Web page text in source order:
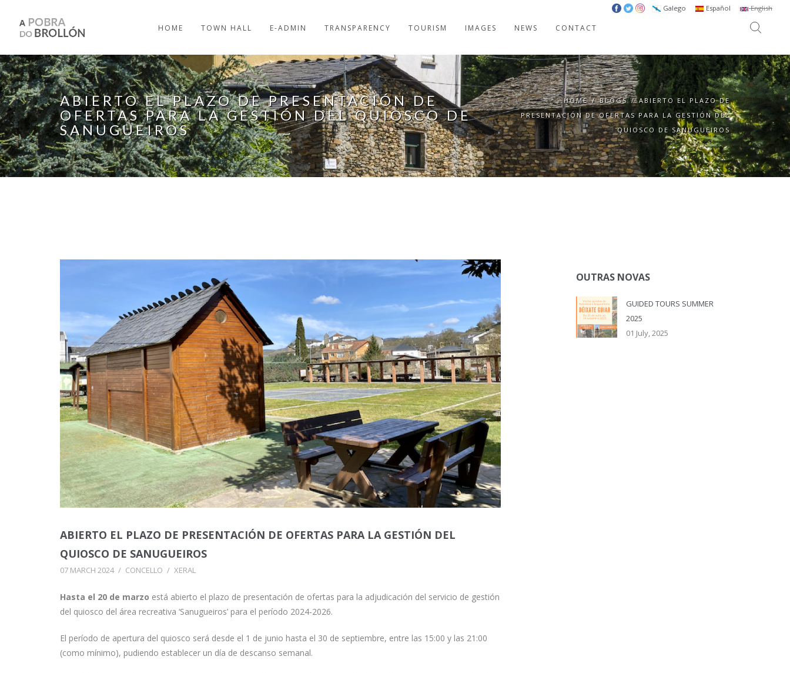
Galego Español English
HOME TOWN HALL E-ADMIN TRANSPARENCY TOURISM IMAGES NEWS CONTACT
ABIERTO EL PLAZO DE PRESENTACIÓN DE
OFERTAS PARA LA GESTIÓN DEL QUIOSCO DE
SANUGUEIROS
HOME / BLOGS / ABIERTO EL PLAZO DE
PRESENTACIÓN DE OFERTAS PARA LA GESTIÓN DEL
QUIOSCO DE SANUGUEIROS
ABIERTO EL PLAZO DE PRESENTACIÓN DE OFERTAS PARA LA GESTIÓN DEL
QUIOSCO DE SANUGUEIROS
07 MARCH 2024 / CONCELLO / XERAL
Hasta el 20 de marzo está abierto el plazo de presentación de ofertas para la adjudicación del servicio de gestión
del quiosco del área recreativa ‘Sanugueiros’ para el período 2024-2026.
El período de apertura del quiosco será desde el 1 de junio hasta el 30 de septiembre, entre las 15:00 y las 21:00
(como mínimo), pudiendo establecer un día de descanso semanal.
OUTRAS NOVAS
GUIDED TOURS SUMMER
2025
01 July, 2025